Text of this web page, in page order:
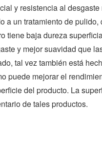
y resistencia al
a un tratamiento de
tiene baja dureza
y mejor suavidad que
tal vez también está
puede mejorar el
del producto. La
de tales productos.